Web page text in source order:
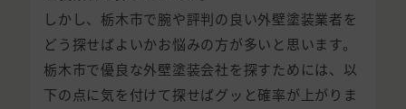
しかし、栃木市で腕や評判の良い外壁塗装業者を
どう探せばよいかお悩みの方が多いと思います。
栃木市で優良な外壁塗装会社を探すためには、以
下の点に気を付けて探せばグッと確率が上がりま